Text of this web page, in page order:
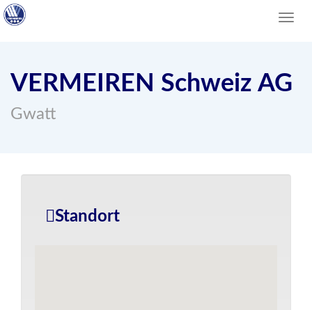
VERMEIREN Schweiz AG
Gwatt
Standort